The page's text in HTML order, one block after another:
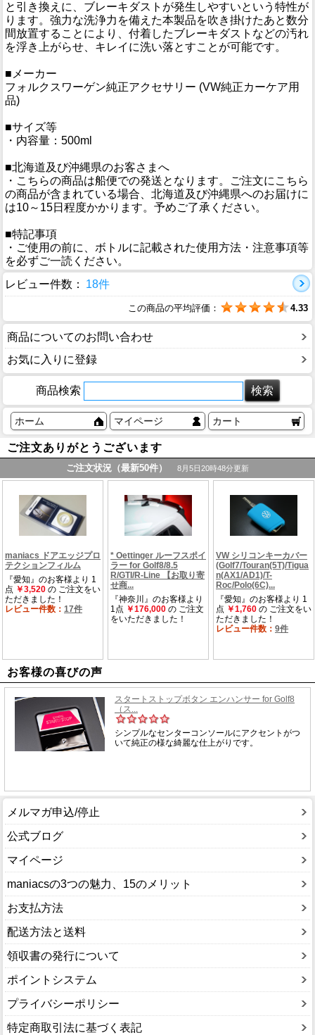
と引き換えに、ブレーキダストが発生しやすいという特性が
ります。強力な洗浄力を備えた本製品を吹き掛けたあと数分
間放置することにより、付着したブレーキダストなどの汚れ
を浮き上がらせ、キレイに洗い落とすことが可能です。
■メーカー
フォルクスワーゲン純正アクセサリー (VW純正カーケア用
品)
■サイズ等
・内容量：500ml
■北海道及び沖縄県のお客さまへ
・こちらの商品は船便での発送となります。ご注文にこちら
の商品が含まれている場合、北海道及び沖縄県へのお届けに
は10～15日程度かかります。予めご了承ください。
■特記事項
・ご使用の前に、ボトルに記載された使用方法・注意事項等
を必ずご一読ください。
レビュー件数：
18件
この商品の平均評価： 4.33
商品についてのお問い合わせ
お気に入りに登録
商品検索
ホーム マイページ カート
ご注文ありがとうございます
お客様の喜びの声
メルマガ申込/停止
公式ブログ
マイページ
maniacsの3つの魅力、15のメリット
お支払方法
配送方法と送料
領収書の発行について
ポイントシステム
プライバシーポリシー
特定商取引法に基づく表記